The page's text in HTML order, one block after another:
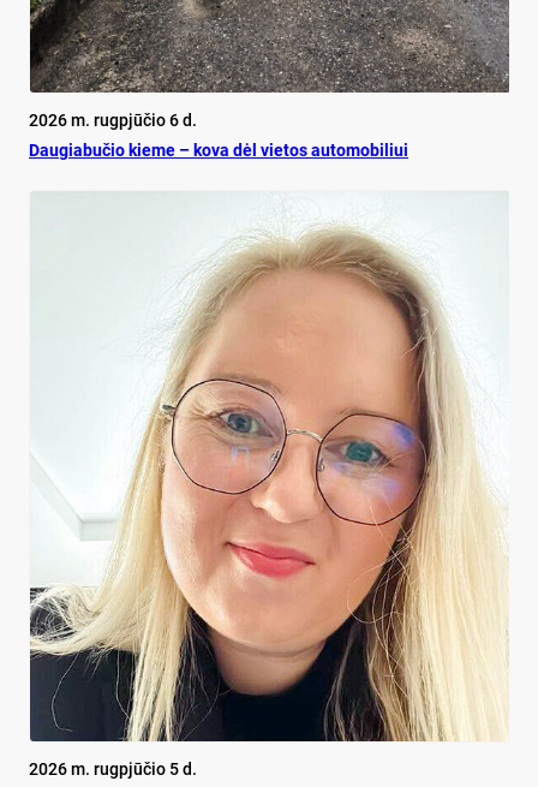
2026 m. rugpjūčio 6 d.
Dau­gia­bu­čio kie­me – ko­va dėl vie­tos au­to­mo­bi­liui
2026 m. rugpjūčio 5 d.